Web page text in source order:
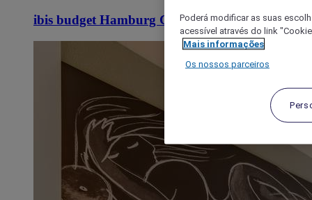
ibis budget Hamburg City OstPoderá modificar as suas
acessível através do link
Mais informações
Os nossos parceiros